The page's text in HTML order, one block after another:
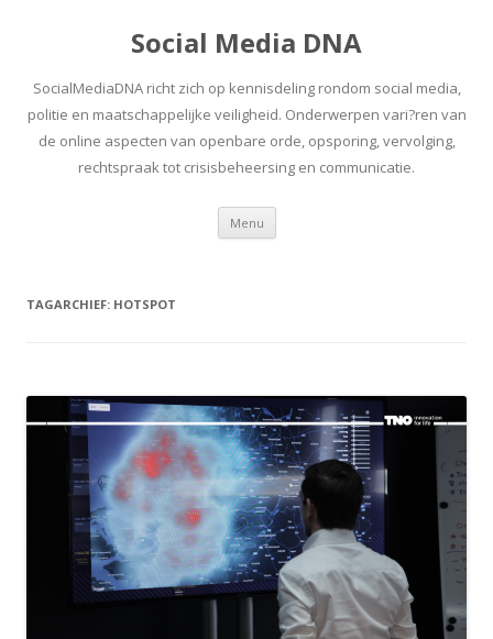
Social Media DNA
SocialMediaDNA richt zich op kennisdeling rondom social media,
politie en maatschappelijke veiligheid. Onderwerpen vari?ren van
de online aspecten van openbare orde, opsporing, vervolging,
rechtspraak tot crisisbeheersing en communicatie.
Menu Spring
inhoud
TAGARCHIEF: HOTSPOT